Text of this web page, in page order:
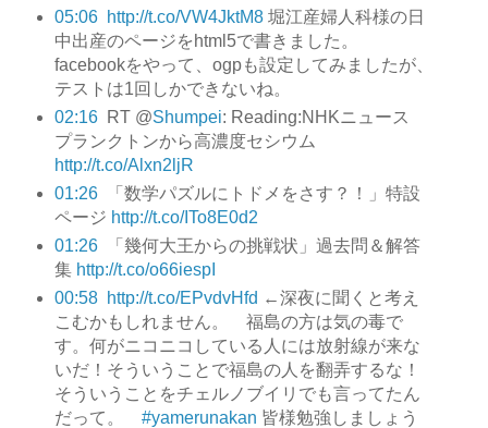
05:06
http://t.co/VW4JktM8堀江産婦人科様の日
中出産のページをhtml5で書きました。
facebookをやって、ogpも設定してみましたが、
テストは1回しかできないね。
02:16
RT @Shumpei: Reading:NHKニュース
プランクトンから高濃度セシウム
http://t.co/Alxn2ljR
01:26
「数学パズルにトドメをさす？！」特設
ページ http://t.co/ITo8E0d2
01:26
「幾何大王からの挑戦状」過去問＆解答
集 http://t.co/o66iespI
00:58
http://t.co/EPvdvHfd ←深夜に聞くと考え
こむかもしれません。 福島の方は気の毒で
す。何がニコニコしている人には放射線が来な
いだ！そういうことで福島の人を翻弄するな！
そういうことをチェルノブイリでも言ってたん
だって。 #yamerunakan 皆様勉強しましょう